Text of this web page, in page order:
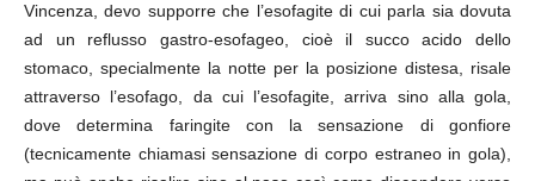
Vincenza, devo supporre che l’esofagite di cui parla sia dovuta
ad un reflusso gastro-esofageo, cioè il succo acido dello
stomaco, specialmente la notte per la posizione distesa, risale
attraverso l’esofago, da cui l’esofagite, arriva sino alla gola,
dove determina faringite con la sensazione di gonfiore
(tecnicamente chiamasi sensazione di corpo estraneo in gola),